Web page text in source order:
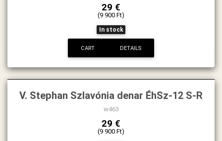
29 €
(9 900 Ft)
In stock
CART DETAILS
V. Stephan Szlavónia denar ÉhSz-12 S-R
w463
29 €
(9 900 Ft)